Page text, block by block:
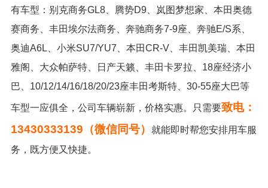
有车型：别克商务GL8、腾势D9、岚图梦想家、本田奥德
赛商务、丰田埃尔法商务、奔驰商务7-9座、奔驰E/S系、
奥迪A6L、小米SU7/YU7、本田CR-V、丰田凯美瑞、本田
雅阁、大众帕萨特、日产天籁、丰田卡罗拉、18座经济小
巴、10/12/14/16/18/20/23座丰田考斯特、30-55座大巴等
车型一应俱全，公司车辆崭新，价格实惠。只需要致电：
13430333139（微信同号）
就能即时帮您安排用车服
务，既方便又快捷。